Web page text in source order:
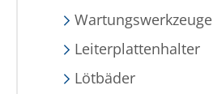
Wartungswerkzeuge
Leiterplattenhalter
Lötbäder